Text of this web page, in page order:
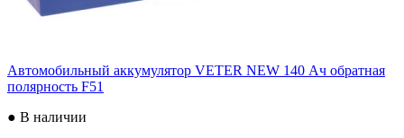
Автомобильный аккумулятор VETER NEW 140 Ач обратная
полярность F51
● В наличии